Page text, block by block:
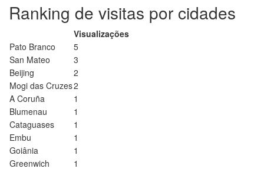
Ranking de visitas por cidades
Visualizações
Pato Branco
5
San Mateo
3
Beijing
2
Mogi das Cruzes2
A Coruña
1
Blumenau
1
Cataguases
1
Embu
1
Goiânia
1
Greenwich
1